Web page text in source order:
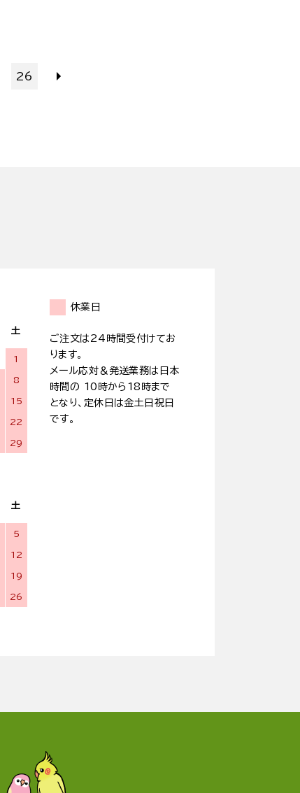
26
土
1
8
15
22
29
土
5
12
19
26
休業日
ご注文は24時間受付けてお
ります。
メール応対＆発送業務は日本
時間の 10時から18時まで
となり、定休日は金土日祝日
です。